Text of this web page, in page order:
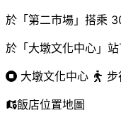
於「第二市場」搭乘
於「大墩文化中心」
大墩文化中心
飯店位置地圖